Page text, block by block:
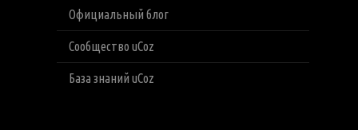
Официальный блог
Сообщество uCoz
База знаний uCoz